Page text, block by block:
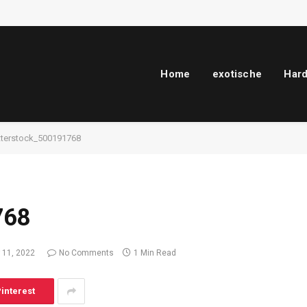
Home exotische
11, 2022 No Comments 1 Min Read